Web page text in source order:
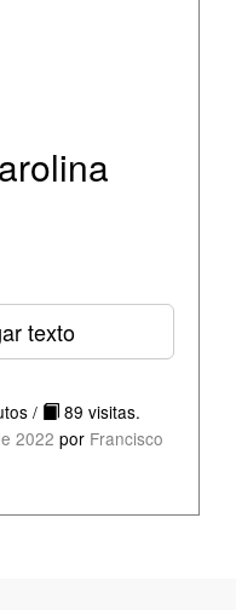
texto
/
89 visitas.
2022 por Francisco